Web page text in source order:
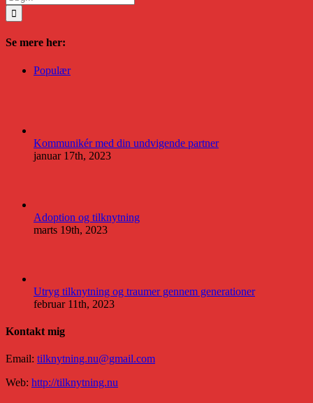
efter:
Se mere her:
Populær
Kommunikér med din undvigende partner
januar 17th, 2023
Adoption og tilknytning
marts 19th, 2023
Utryg tilknytning og traumer gennem generationer
februar 11th, 2023
Kontakt mig
Email: tilknytning.nu@gmail.com
Web: http://tilknytning.nu